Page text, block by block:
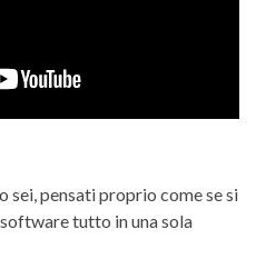
sei, pensati proprio come se si
tutto in una sola